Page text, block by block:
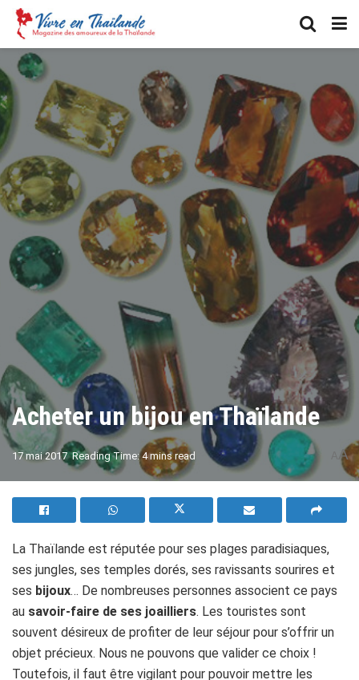
Acheter un bijou en Thaïlande
17 mai 2017 Reading Time: 4 mins read A
La Thaïlande est réputée pour ses plages paradisiaques,
ses jungles, ses temples dorés, ses ravissants sourires et
ses bijoux… De nombreuses personnes associent ce pays
au savoir-faire de ses joailliers. Les touristes sont
souvent désireux de profiter de leur séjour pour s’offrir un
objet précieux. Nous ne pouvons que valider ce choix !
Toutefois, il faut être vigilant pour pouvoir mettre les